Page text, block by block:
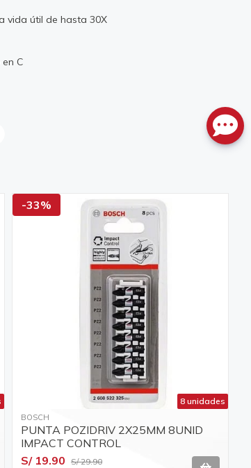
vida útil de hasta 30X
C
-33%
8 unidades
BOSCH
PUNTA POZIDRIV 2X25MM 8UNID
IMPACT CONTROL
S/ 19.90 S/ 29.90